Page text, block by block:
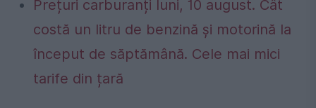
Prețuri carburanți luni, 10 august. Cât
costă un litru de benzină și motorină la
început de săptămână. Cele mai mici
tarife din țară